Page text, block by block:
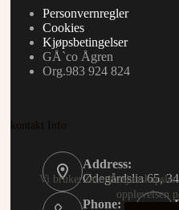
Vi bruker
opplevelsen
Personvernregler
Cookies
Kjøpsbetingelser
GÅ`co Ågren
Org.983 924 824
kontakt Info
Address:
Ødegårdslia 65,
Phone: